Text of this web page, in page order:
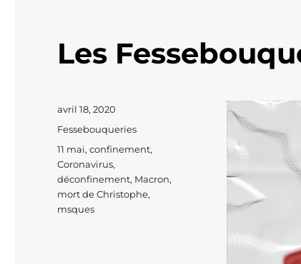
Les
Publié
avril 18, 2020
Catégories
Fessebouqueries
Étiquettes
11 mai,confinement,
Coronavirus,
déconfinement, Macron,
mort de Christophe,
msques